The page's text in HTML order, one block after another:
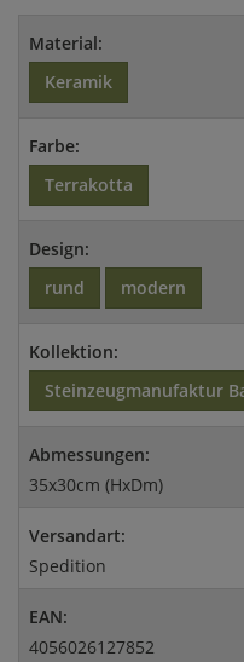
Material:
Keramik
Farbe:
Terrakotta
Design:
rund
modern
Kollektion:
Steinzeugmanufaktur
Abmessungen:
35x30cm (HxDm)
Versandart:
Spedition
EAN:
4056026127852